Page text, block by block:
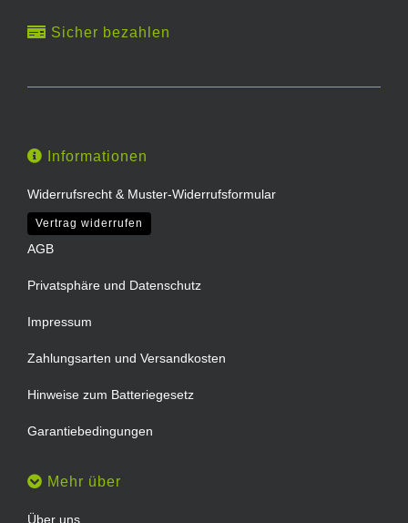
Sicher bezahlen
Informationen
Widerrufsrecht & Muster-Widerrufsformular
Vertrag widerrufen
AGB
Privatsphäre und Datenschutz
Impressum
Zahlungsarten und Versandkosten
Hinweise zum Batteriegesetz
Garantiebedingungen
Mehr über
Über uns